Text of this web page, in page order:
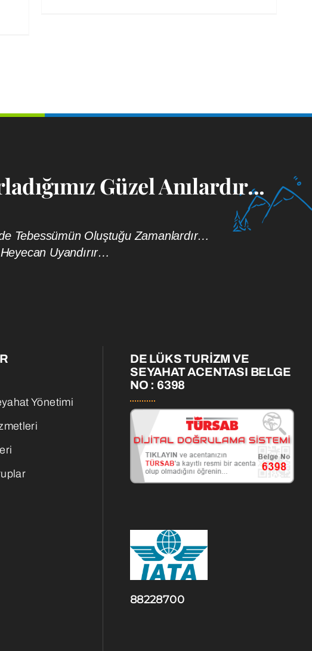
Güzel Anılardır...
Tebessümün Oluştuğu Zamanlardır…
Uyandırır…
Yönetimi
DE LÜKS TURİZM VE
SEYAHAT ACENTASI BELGE
NO : 6398
88228700